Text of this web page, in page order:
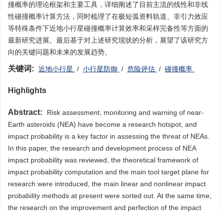
撞概率的理论框架和主要工具，详细阐述了目前主流的线性和非线
性碰撞概率计算方法，同时梳理了在极短弧资料轨道、非引力效应
等特殊条件下近地小行星碰撞概率计算效率和采样完备性等方面的
最新研究进展。最后基于对上述研究现状的分析，展望了该研究方
向的关键问题和未来的发展趋势。
关键词: 近地小行星 / 小行星防御 / 危险评估 / 碰撞概率
Highlights
Abstract:
Risk assessment, monitoring and warning of near-
Earth asteroids (NEA) have become a research hotspot, and
impact probability is a key factor in assessing the threat of NEAs.
In this paper, the research and development process of NEA
impact probability was reviewed, the theoretical framework of
impact probability computation and the main tool target plane for
research were introduced, the main linear and nonlinear impact
probability methods at present were sorted out. At the same time,
the research on the improvement and perfection of the impact